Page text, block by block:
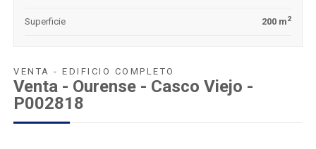
VENTA - EDIFICIO COMPLETO
Venta - Ourense - Casco Viejo -
P002818
Superficie 200 m2